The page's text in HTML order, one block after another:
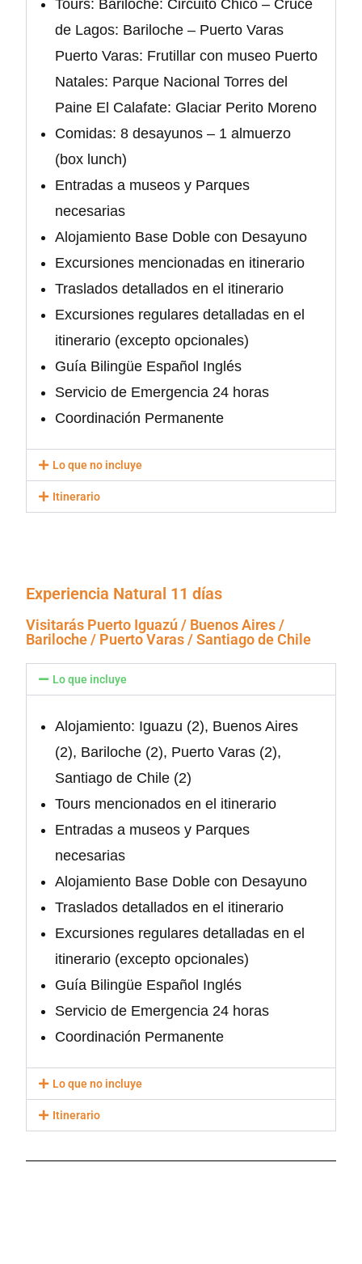
Tours: Bariloche: Circuito Chico – Cruce
de Lagos: Bariloche – Puerto Varas
Puerto Varas: Frutillar con museo Puerto
Natales: Parque Nacional Torres del
Paine El Calafate: Glaciar Perito Moreno
Comidas: 8 desayunos – 1 almuerzo
(box lunch)
Entradas a museos y Parques
necesarias
Alojamiento Base Doble con Desayuno
Excursiones mencionadas en itinerario
Traslados detallados en el itinerario
Excursiones regulares detalladas en el
itinerario (excepto opcionales)
Guía Bilingüe Español Inglés
Servicio de Emergencia 24 horas
Coordinación Permanente
Lo que no incluye
Itinerario
Experiencia Natural 11 días
Visitarás Puerto Iguazú / Buenos Aires /
Bariloche / Puerto Varas / Santiago de Chile
Lo que incluye
Alojamiento: Iguazu (2), Buenos Aires
(2), Bariloche (2), Puerto Varas (2),
Santiago de Chile (2)
Tours mencionados en el itinerario
Entradas a museos y Parques
necesarias
Alojamiento Base Doble con Desayuno
Traslados detallados en el itinerario
Excursiones regulares detalladas en el
itinerario (excepto opcionales)
Guía Bilingüe Español Inglés
Servicio de Emergencia 24 horas
Coordinación Permanente
Lo que no incluye
Itinerario